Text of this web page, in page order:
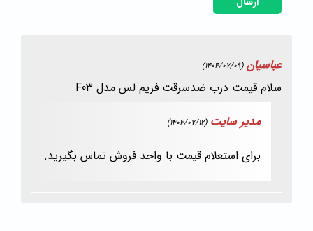
عباسیان (1404/07/09)
سلام قیمت درب ضدسرقت فریم لس مدل F03
مدیر سایت (1404/07/12)
برای استعلام قیمت با واحد فروش تماس بگیرید.